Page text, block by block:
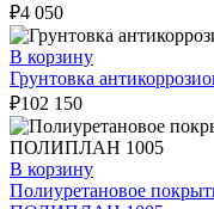
₽4 050
В корзину
Грунтовка
₽102 150
В корзину
Полиуретановое